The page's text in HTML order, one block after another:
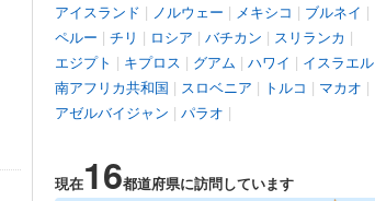
アイスランド | ノルウェー | メキシコ | ブルネイ |
ペルー | チリ | ロシア | バチカン | スリランカ |
エジプト | キプロス | グアム | ハワイ | イスラエル
南アフリカ共和国 | スロベニア | トルコ | マカオ |
アゼルバイジャン | パラオ |
現在16都道府県に訪問しています